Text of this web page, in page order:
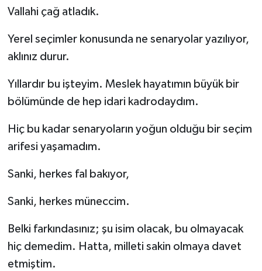
Vallahi çağ atladık.
Yerel seçimler konusunda ne senaryolar yazılıyor,
aklınız durur.
Yıllardır bu işteyim. Meslek hayatımın büyük bir
bölümünde de hep idari kadrodaydım.
Hiç bu kadar senaryoların yoğun olduğu bir seçim
arifesi yaşamadım.
Sanki, herkes fal bakıyor,
Sanki, herkes müneccim.
Belki farkındasınız; şu isim olacak, bu olmayacak
hiç demedim. Hatta, milleti sakin olmaya davet
etmiştim.